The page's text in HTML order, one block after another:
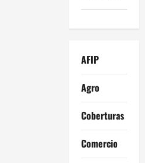
AFIP
Agro
Coberturas
Comercio